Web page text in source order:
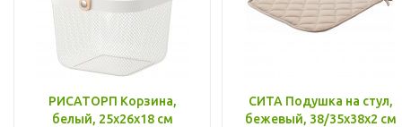
РИСАТОРП Корзина,
белый, 25x26x18 см
СИТА Подушка на стул,
бежевый, 38/35x38x2 см